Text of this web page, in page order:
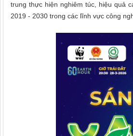
trung thực hiện nghiêm túc, hiệu quả
2019 - 2030 trong các lĩnh vực công